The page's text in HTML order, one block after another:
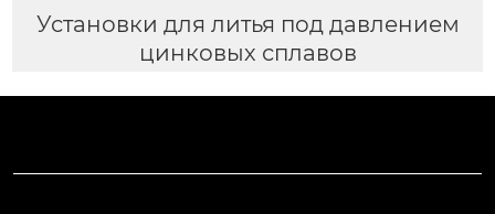
Установки для литья под давлением
цинковых сплавов